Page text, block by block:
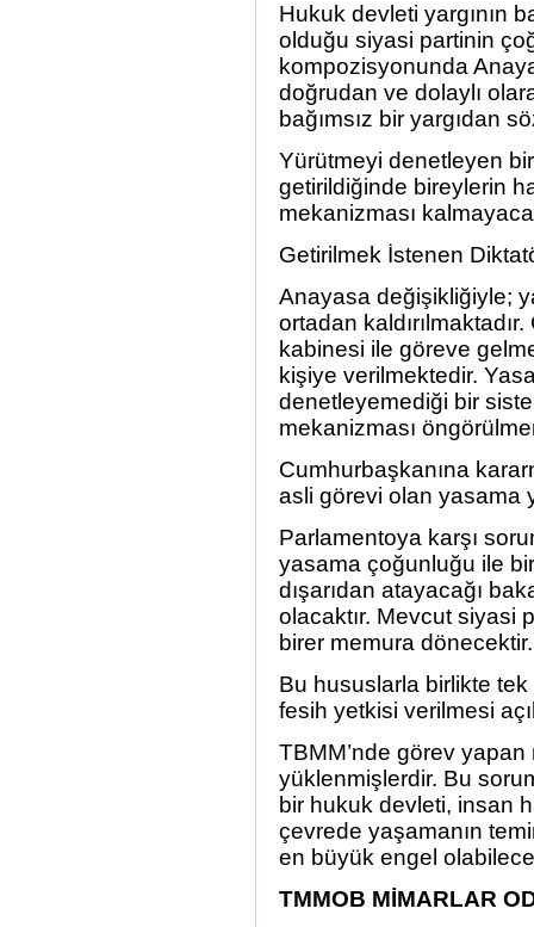
Hukuk devleti yargının
olduğu siyasi partinin
kompozisyonunda
doğrudan ve dolaylı
bağımsız bir yargıdan
Yürütmeyi denetleyen
getirildiğinde bireylerin
mekanizması
Getirilmek İstenen
Anayasa değişikliğiyle;
ortadan
kabinesi ile göreve
kişiye verilmektedir.
denetleyemediği bir
mekanizması
Cumhurbaşkanına
asli görevi olan yasama
Parlamentoya karşı
yasama çoğunluğu ile
dışarıdan atayacağı
olacaktır. Mevcut siyasi
birer memura dönecektir.
Bu hususlarla birlikte
fesih yetkisi verilmesi
TBMM’nde görev
yüklenmişlerdir. Bu
bir hukuk devleti, insan
çevrede yaşamanın
en büyük engel
TMMOB MİMARLAR